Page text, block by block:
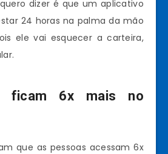
dizer é que um aplicativo
24 horas na palma da mão
ele vai esquecer a carteira,
ficam 6x mais no
que as pessoas acessam 6x